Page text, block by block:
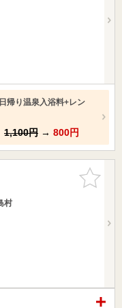
帰り温泉入浴料+レン
1,100円 → 800円
お気に入
りに追加
村